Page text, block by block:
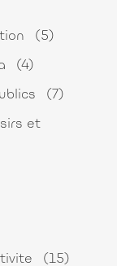
(5)
(4)
(7)
et
(15)